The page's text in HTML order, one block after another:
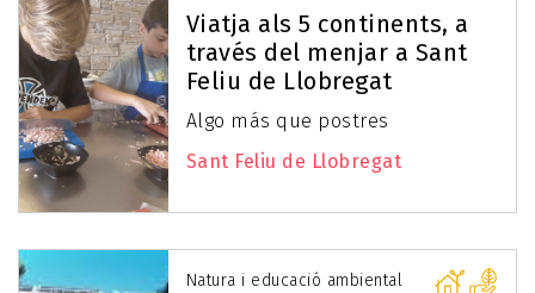
Viatja als 5 continents, a
través del menjar a Sant
Feliu de Llobregat
Algo más que postres
Sant Feliu de Llobregat
Natura i educació ambiental